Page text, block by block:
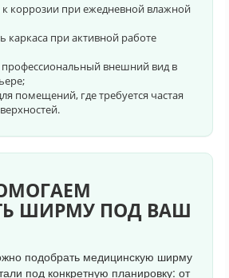
к коррозии при ежедневной влажной
каркаса при активной работе
внешний вид в
помещений, где требуется частая
ШИРМУ ПОД ВАШ
подобрать медицинскую ширму
под конкретную планировку: от